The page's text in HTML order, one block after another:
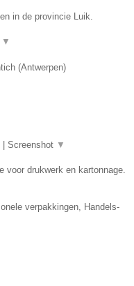
in de provincie Luik.
▼
(Antwerpen)
Screenshot ▼
voor drukwerk en kartonnage.
verpakkingen, Handels-